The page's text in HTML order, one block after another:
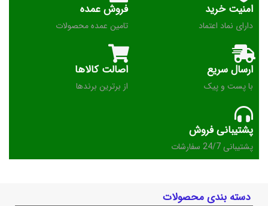
امنیت خرید
دارای نماد اعتماد
فروش عمده
تامین عمده محصولات
ارسال سریع
با پست و پیک
اصالت کالاها
از برترین برندها
پشتیبانی فروش
پشتیبانی 24/7 سفارشات
دسته بندی محصولات